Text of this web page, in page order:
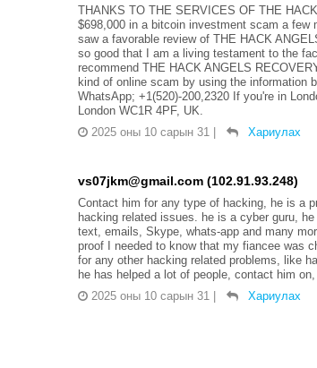
THANKS TO THE SERVICES OF THE
$698,000 in a bitcoin investment scam a few
saw a favorable review of THE HACK
so good that I am a living testament to the
recommend THE HACK ANGELS
kind of online scam by using the information
WhatsApp; +1(520)-200,2320 If you're in
London WC1R 4PF, UK.
2025 оны 10 сарын 31
Хариулах
vs07jkm@gmail.com (102.91.93.248)
Contact him for any type of hacking, he is a
hacking related issues. he is a cyber guru,
text, emails, Skype, whats-app and many
proof I needed to know that my fiancee was
for any other hacking related problems, like
he has helped a lot of people, contact him
2025 оны 10 сарын 31
Хариулах